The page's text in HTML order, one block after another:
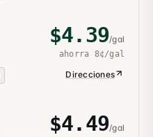
$4.39/gal
ahorra 8¢/gal
Direcciones
$4.49/gal